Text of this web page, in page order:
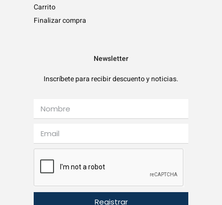
Carrito
Finalizar compra
Newsletter
Inscríbete para recibir descuento y noticias.
Registrar